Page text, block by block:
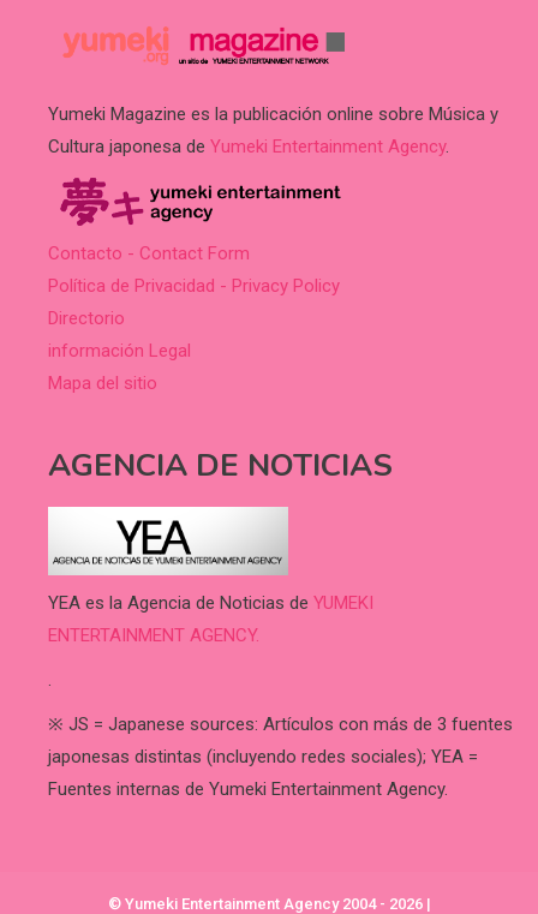
Yumeki Magazine es la publicación online sobre Música y
Cultura japonesa de Yumeki Entertainment Agency.
Contacto - Contact Form
Política de Privacidad - Privacy Policy
Directorio
información Legal
Mapa del sitio
AGENCIA DE NOTICIAS
YEA es la Agencia de Noticias de YUMEKI
ENTERTAINMENT AGENCY.
.
※ JS = Japanese sources: Artículos con más de 3 fuentes
japonesas distintas (incluyendo redes sociales); YEA =
Fuentes internas de Yumeki Entertainment Agency.
© Yumeki Entertainment Agency 2004 - 2026 |